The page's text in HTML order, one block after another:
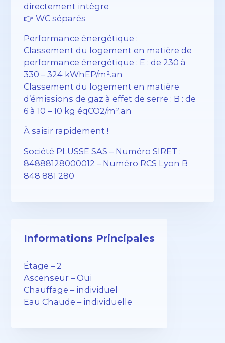
directement intègre
👉 WC séparés
Performance énergétique :
Classement du logement en matière de
performance énergétique : E : de 230 à
330 – 324 kWhEP/m².an
Classement du logement en matière
d’émissions de gaz à effet de serre : B : de
6 à 10 – 10 kg éqCO2/m².an
À saisir rapidement !
Société PLUSSE SAS – ​​Numéro SIRET :
84888128000012 – Numéro RCS Lyon B
848 881 280
Informations Principales
Étage – 2
Ascenseur – Oui
Chauffage – individuel
Eau Chaude – individuelle